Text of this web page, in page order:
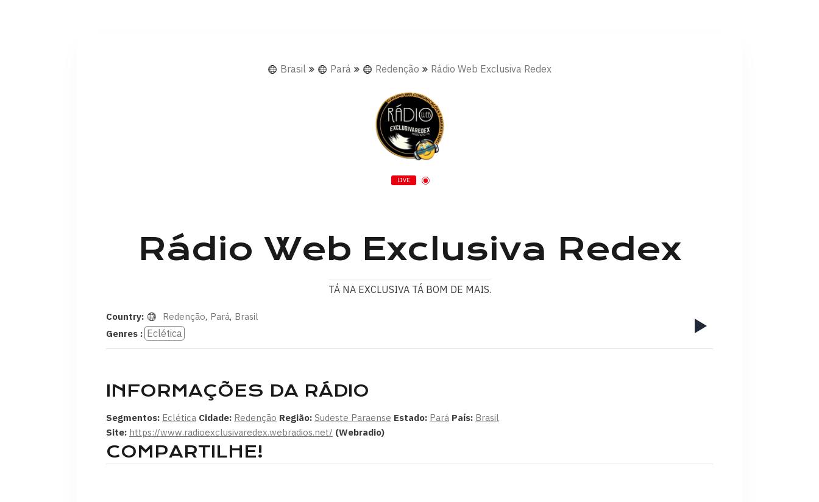
Brasil Pará Redenção Rádio Web Exclusiva Redex
LIVE
Rádio Web Exclusiva Redex
TÁ NA EXCLUSIVA TÁ BOM DE MAIS.
Country: Redenção, Pará, Brasil
Genres : Eclética
INFORMAÇÕES DA RÁDIO
Segmentos: Eclética Cidade: Redenção Região: Sudeste Paraense Estado: Pará País: Brasil
Site: https://www.radioexclusivaredex.webradios.net/ (Webradio)
COMPARTILHE!